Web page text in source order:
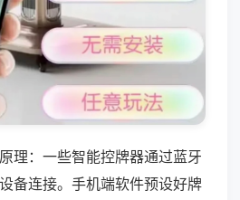
理：一些智能控牌器通过蓝牙
备连接。手机端软件预设好牌